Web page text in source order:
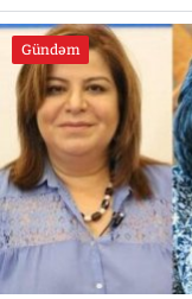
Gündəm